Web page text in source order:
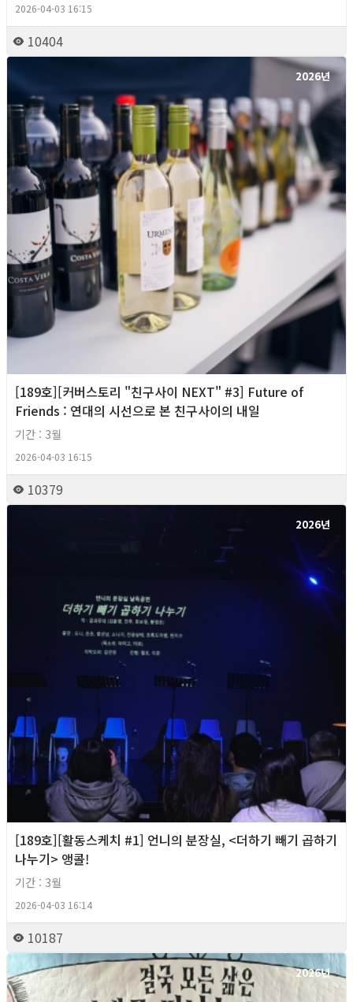
2026-04-03 16:15
10404
2026년
[189호][커버스토리 "친구사이 NEXT" #3] Future of
Friends : 연대의 시선으로 본 친구사이의 내일
기간 : 3월
2026-04-03 16:15
10379
2026년
[189호][활동스케치 #1] 언니의 분장실, <더하기 빼기 곱하기
나누기> 앵콜!
기간 : 3월
2026-04-03 16:14
10187
2026년